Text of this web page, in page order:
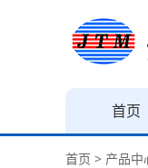
首页
首页 > 产品中